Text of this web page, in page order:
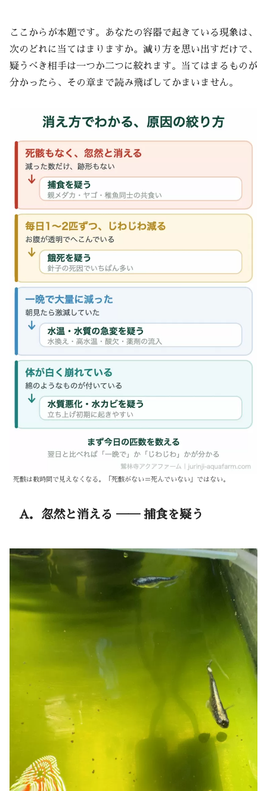
ここからが本題です。あなたの容器で起きている現象は、
次のどれに当てはまりますか。減り方を思い出すだけで、
疑うべき相手は一つか二つに絞れます。当てはまるものが
分かったら、その章まで読み飛ばしてかまいません。
死骸は数時間で見えなくなる。「死骸がない＝死んでいない」ではない。
A．忽然と消える ── 捕食を疑う